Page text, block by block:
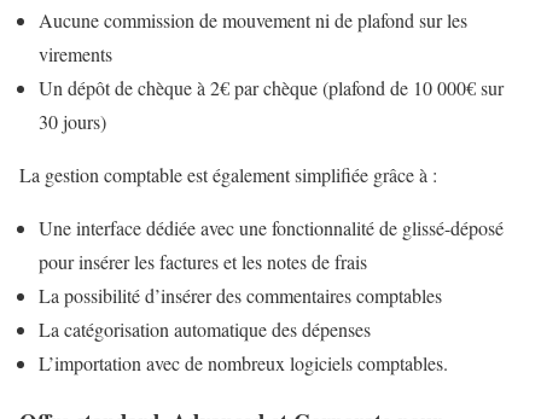
Aucune commission de mouvement ni de plafond sur les
virements
Un dépôt de chèque à 2€ par chèque (plafond de 10 000€ sur
30 jours)
La gestion comptable est également simplifiée grâce à :
Une interface dédiée avec une fonctionnalité de glissé-déposé
pour insérer les factures et les notes de frais
La possibilité d’insérer des commentaires comptables
La catégorisation automatique des dépenses
L’importation avec de nombreux logiciels comptables.